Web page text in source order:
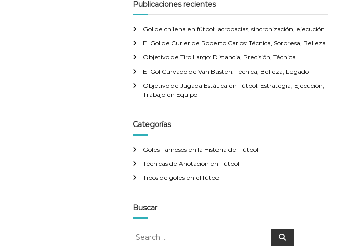
Publicaciones recientes
Gol de chilena en fútbol: acrobacias, sincronización, ejecución
El Gol de Curler de Roberto Carlos: Técnica, Sorpresa, Belleza
Objetivo de Tiro Largo: Distancia, Precisión, Técnica
El Gol Curvado de Van Basten: Técnica, Belleza, Legado
Objetivo de Jugada Estática en Fútbol: Estrategia, Ejecución,
Trabajo en Equipo
Categorías
Goles Famosos en la Historia del Fútbol
Técnicas de Anotación en Fútbol
Tipos de goles en el fútbol
Buscar
S
S